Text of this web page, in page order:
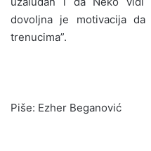
dovoljna je motivacija
trenucima”.
Piše: Ezher Beganović